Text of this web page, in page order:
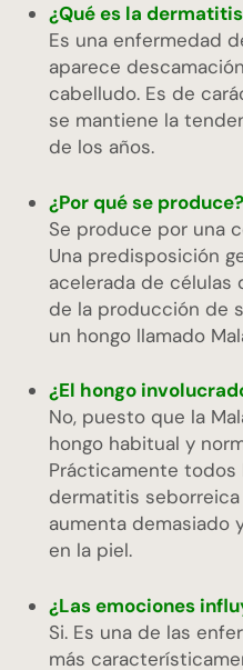
¿Qué es la
Es una enfermedad
aparece
cabelludo. Es de
se mantiene la
de los años.
¿Por qué se produce?
Se produce por una
Una predisposición
acelerada de células
de la producción de
un hongo llamado
¿El hongo
No, puesto que la
hongo habitual y
Prácticamente todos
dermatitis
aumenta demasiado
en la piel.
¿Las emociones
Si. Es una de las
más